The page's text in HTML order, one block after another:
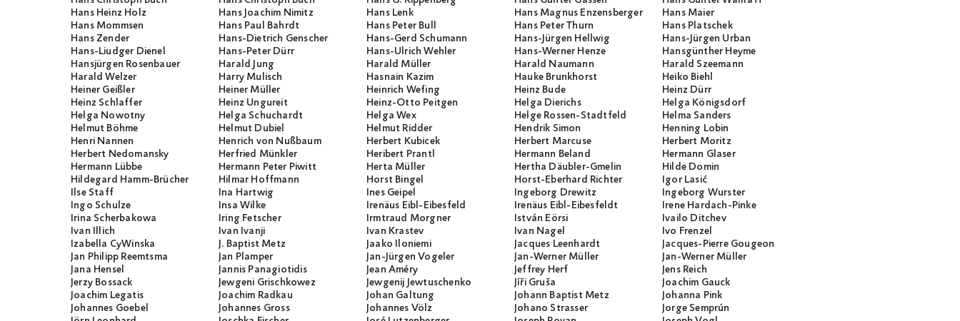
Hans Heinz Holz
Hans Joachim Nimitz Hans Lenk Hans Magnus Enzensberger
Hans Maier
Hans Mommsen
Hans Paul Bahrdt Hans Peter Bull Hans Peter Thurn
Hans Platschek
Hans Zender
Hans-Dietrich Genscher Hans-Gerd Schumann Hans-Jürgen Hellwig
Hans-Jürgen Urban
Hans-Liudger Dienel
Hans-Peter Dürr Hans-Ulrich Wehler Hans-Werner Henze
Hansgünther Heyme
Hansjürgen Rosenbauer
Harald Jung Harald Müller Harald Naumann
Harald Szeemann
Harald Welzer
Harry Mulisch Hasnain Kazim Hauke Brunkhorst
Heiko Biehl
Heiner Geißler
Heiner Müller Heinrich Wefing Heinz Bude
Heinz Dürr
Heinz Schlaffer
Heinz Ungureit Heinz-Otto Peitgen Helga Dierichs
Helga Königsdorf
Helga Nowotny
Helga Schuchardt Helga Wex Helge Rossen-Stadtfeld
Helma Sanders
Helmut Böhme
Helmut Dubiel Helmut Ridder Hendrik Simon
Henning Lobin
Henri Nannen
Henrich von Nußbaum Herbert Kubicek Herbert Marcuse
Herbert Moritz
Herbert Nedomansky
Herfried Münkler Heribert Prantl Hermann Beland
Hermann Glaser
Hermann Lübbe
Hermann Peter Piwitt Herta Müller Hertha Däubler-Gmelin
Hilde Domin
Hildegard Hamm-Brücher
Hilmar Hoffmann Horst Bingel Horst-Eberhard Richter
Igor Lasić
Ilse Staff
Ina Hartwig Ines Geipel Ingeborg Drewitz
Ingeborg Wurster
Ingo Schulze
Insa Wilke Irenäus Eibl-Eibesfeld Irenäus Eibl-Eibesfeldt
Irene Hardach-Pinke
Irina Scherbakowa
Iring Fetscher Irmtraud Morgner István Eörsi
Ivailo Ditchev
Ivan Illich
Ivan Ivanji Ivan Krastev Ivan Nagel
Ivo Frenzel
Izabella CyWinska
J. Baptist Metz Jaako Iloniemi Jacques Leenhardt
Jacques-Pierre Gougeon
Jan Philipp Reemtsma
Jan Plamper Jan-Jürgen Vogeler Jan-Werner Müller
Jan-Werner Müller
Jana Hensel
Jannis Panagiotidis Jean Améry Jeffrey Herf
Jens Reich
Jerzy Bossack
Jewgeni Grischkowez Jewgenij Jewtuschenko Jíři Gruša
Joachim Gauck
Joachim Legatis
Joachim Radkau Johan Galtung Johann Baptist Metz
Johanna Pink
Johannes Goebel
Johannes Gross Johannes Völz Johano Strasser
Jorge Semprún